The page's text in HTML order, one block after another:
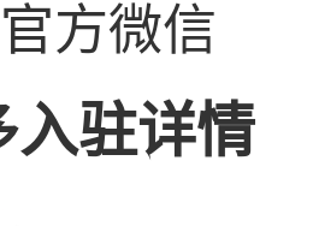
方微信
入驻详情